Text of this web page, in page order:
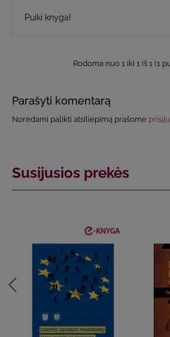
Puiki knyga!
Rodoma nuo 1 iki 1 iš 1 (1
Parašyti komentarą
Norėdami palikti atsiliepimą prašome
Susijusios prekės